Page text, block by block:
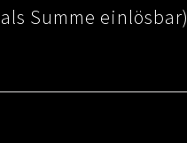
Summe einlösbar)